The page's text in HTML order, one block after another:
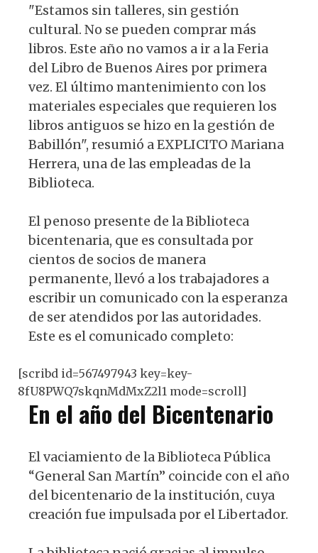
"Estamos sin talleres, sin gestión
cultural. No se pueden comprar más
libros. Este año no vamos a ir a la Feria
del Libro de Buenos Aires por primera
vez. El último mantenimiento con los
materiales especiales que requieren los
libros antiguos se hizo en la gestión de
Babillón", resumió a EXPLICITO Mariana
Herrera, una de las empleadas de la
Biblioteca.
El penoso presente de la Biblioteca
bicentenaria, que es consultada por
cientos de socios de manera
permanente, llevó a los trabajadores a
escribir un comunicado con la esperanza
de ser atendidos por las autoridades.
Este es el comunicado completo:
[scribd id=567497943 key=key-
8fU8PWQ7skqnMdMxZ2l1 mode=scroll]
En el año del Bicentenario
El vaciamiento de la Biblioteca Pública
“General San Martín” coincide con el año
del bicentenario de la institución, cuya
creación fue impulsada por el Libertador.